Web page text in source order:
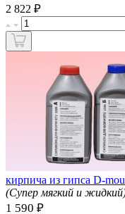
2 822 ₽
кирпича из гипса D-
(Супер мягкий и
1 590 ₽